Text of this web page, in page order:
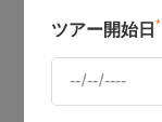
ツアー開始日 *